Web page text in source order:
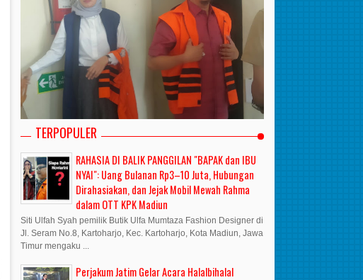
TERPOPULER
RAHASIA DI BALIK PANGGILAN "BAPAK dan IBU
NYAI": Uang Bulanan Rp3–10 Juta, Hubungan
Dirahasiakan, dan Jejak Mobil Mewah Rahma
dalam OTT KPK Madiun
Siti Ulfah Syah pemilik Butik Ulfa Mumtaza Fashion Designer di
Jl. Seram No.8, Kartoharjo, Kec. Kartoharjo, Kota Madiun, Jawa
Timur mengaku ...
Perjakum Jatim Gelar Acara Halalbihalal